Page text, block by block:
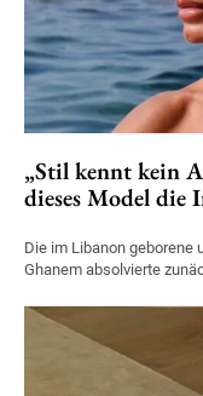
„Stil kennt kein
dieses Model die
Die im Libanon geborene
Ghanem absolvierte